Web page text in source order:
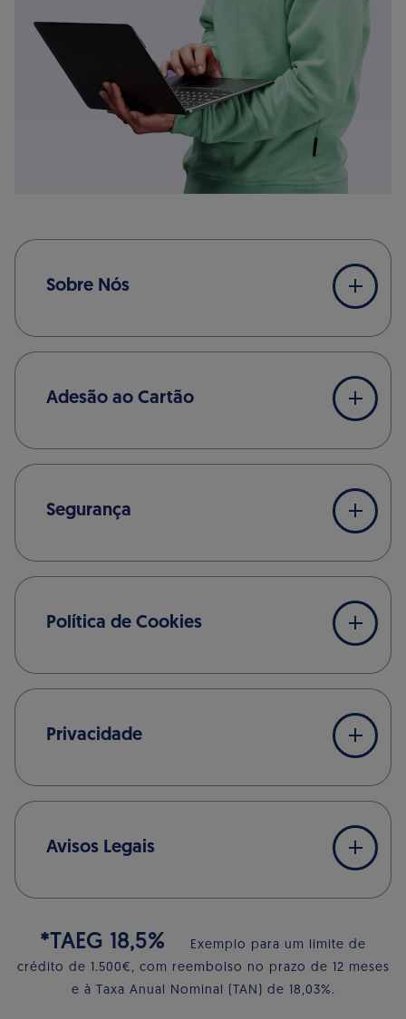
Sobre Nós
Adesão ao Cartão
Segurança
Política de Cookies
Privacidade
Avisos Legais
*TAEG 18,5%
Exemplo para um limite de
crédito de 1.500€, com reembolso no prazo de 12 meses
e à Taxa Anual Nominal (TAN) de 18,03%.